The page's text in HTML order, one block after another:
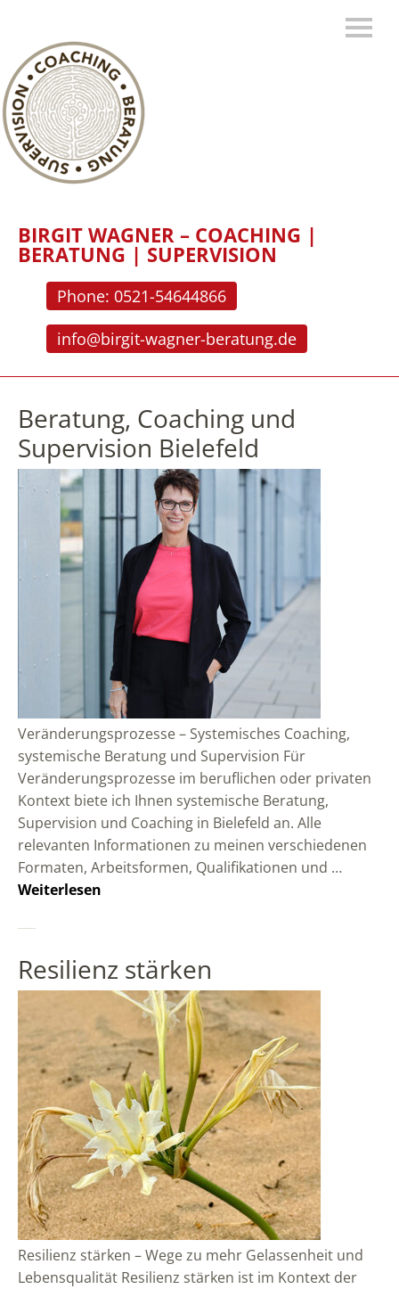
BIRGIT WAGNER – COACHING |
BERATUNG | SUPERVISION
Phone: 0521-54644866
info@birgit-wagner-beratung.de
Beratung, Coaching und
Supervision Bielefeld
Veränderungsprozesse – Systemisches Coaching,
systemische Beratung und Supervision Für
Veränderungsprozesse im beruflichen oder privaten
Kontext biete ich Ihnen systemische Beratung,
Supervision und Coaching in Bielefeld an. Alle
relevanten Informationen zu meinen verschiedenen
Formaten, Arbeitsformen, Qualifikationen und …
Weiterlesen
Resilienz stärken
Resilienz stärken – Wege zu mehr Gelassenheit und
Lebensqualität Resilienz stärken ist im Kontext der